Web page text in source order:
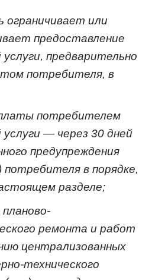
ограничивает или
предоставление
предварительно
потребителя, в
потребителем
услуги — через 30 дней
предупреждения
потребителя в порядке,
разделе;
планово-
ремонта и работ
централизованных
технического